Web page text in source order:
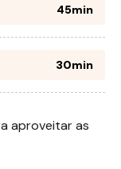
45min
30min
aproveitar as